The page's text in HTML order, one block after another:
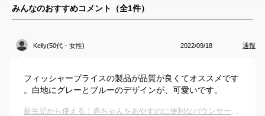
みんなのおすすめコメント（全1件）
Kelly(50代・女性) 2022/09/18 通報
フィッシャープライスの製品が品質が良くてオススメです
。白地にグレーとブルーのデザインが、可愛いです。
新生児から使える！赤ちゃんをあやすのに便利なバウンサーのおすすめは？